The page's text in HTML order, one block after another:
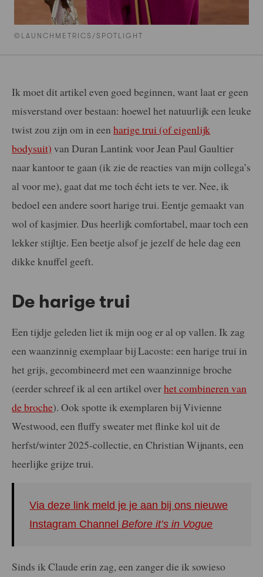
©LAUNCHMETRICS/SPOTLIGHT
Ik moet dit artikel even goed beginnen, want laat er geen
misverstand over bestaan: hoewel het natuurlijk een leuke
twist zou zijn om in een harige trui (of eigenlijk
bodysuit) van Duran Lantink voor Jean Paul Gaultier
naar kantoor te gaan (ik zie de reacties van mijn collega’s
al voor me), gaat dat me toch écht iets te ver. Nee, ik
bedoel een andere soort harige trui. Eentje gemaakt van
wol of kasjmier. Dus heerlijk comfortabel, maar toch een
lekker stijltje. Een beetje alsof je jezelf de hele dag een
dikke knuffel geeft.
De harige trui
Een tijdje geleden liet ik mijn oog er al op vallen. Ik zag
een waanzinnig exemplaar bij Lacoste: een harige trui in
het grijs, gecombineerd met een waanzinnige broche
(eerder schreef ik al een artikel overhet combineren van
de broche). Ook spotte ik exemplaren bij Vivienne
Westwood, een fluffy sweater met flinke kol uit de
herfst/winter 2025-collectie, en Christian Wijnants, een
heerlijke grijze trui.
Via deze link meld je je aan bij ons nieuwe
Instagram ChannelBefore it’s in Vogue
Sinds ik Claude erin zag, een zanger die ik sowieso